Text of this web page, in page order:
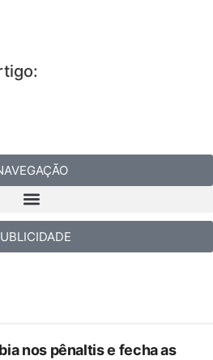
nos pênaltis e fecha as